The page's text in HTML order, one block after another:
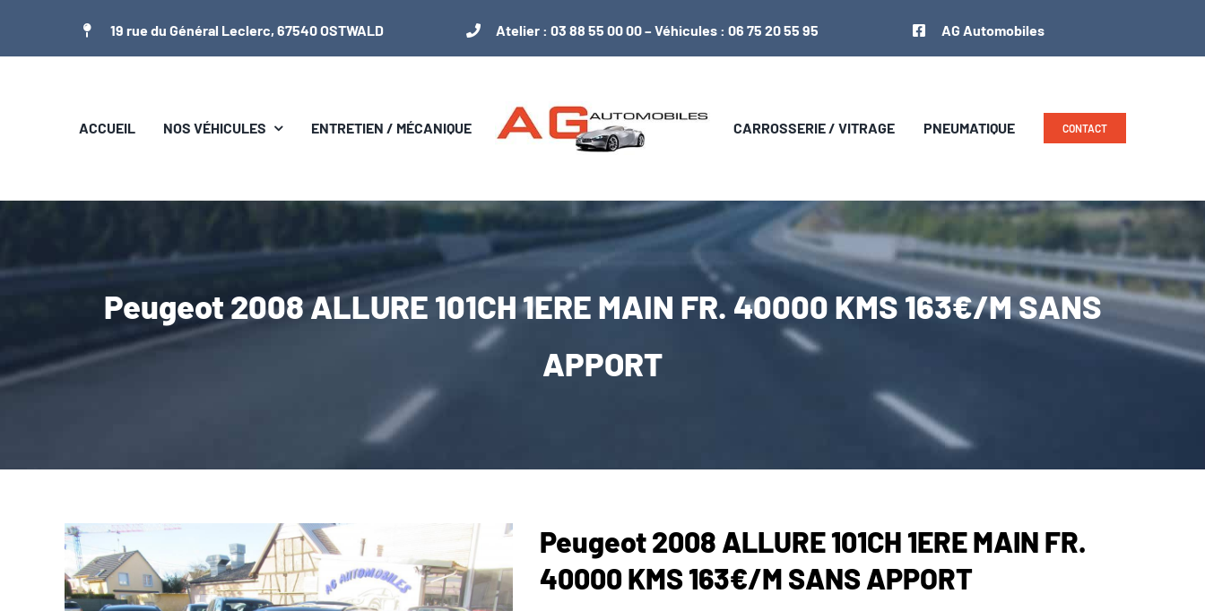
contenu
19 rue du Général Leclerc, 67540 OSTWALD Atelier : 03 88 55 00 00– Véhicules : 06 75 20 55 95 AG Automobiles
ACCUEIL NOS VÉHICULES ENTRETIEN / MÉCANIQUE CARROSSERIE / VITRAGE PNEUMATIQUE CONTACT
Peugeot 2008 ALLURE 101CH 1ERE MAIN FR. 40000 KMS 163€/M SANS
APPORT
Peugeot 2008 ALLURE 101CH 1ERE MAIN FR.
40000 KMS 163€/M SANS APPORT